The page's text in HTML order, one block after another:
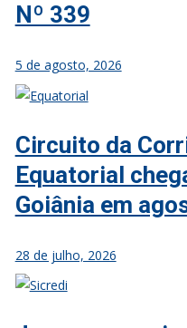
Nº 339
5 de agosto, 2026
Circuito da
Equatorial
Goiânia em
28 de julho, 2026